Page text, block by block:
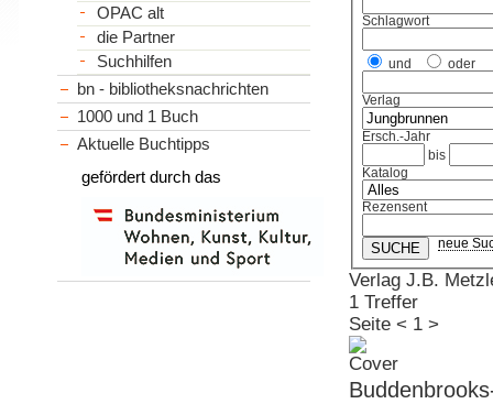
Schlagwort
und oder
Verlag
Ersch.-Jahr
bis
Katalog
Rezensent
neue
Verlag J.B.
1 Treffer
Seite < 1 >
OPAC alt
die Partner
Suchhilfen
bn - bibliotheksnachrichten
1000 und 1 Buch
Aktuelle Buchtipps
gefördert durch das